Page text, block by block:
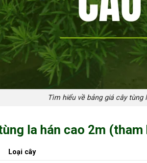
Tìm hiểu về bảng giá cây
la hán cao 2m
Loại cây